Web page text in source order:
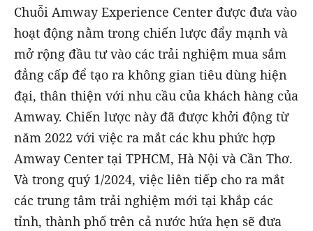
Chuỗi Amway Experience Center được đưa vào
hoạt động nằm trong chiến lược đẩy mạnh và
mở rộng đầu tư vào các trải nghiệm mua sắm
đẳng cấp để tạo ra không gian tiêu dùng hiện
đại, thân thiện với nhu cầu của khách hàng của
Amway. Chiến lược này đã được khởi động từ
năm 2022 với việc ra mắt các khu phức hợp
Amway Center tại TPHCM, Hà Nội và Cần Thơ.
Và trong quý 1/2024, việc liên tiếp cho ra mắt
các trung tâm trải nghiệm mới tại khắp các
tỉnh, thành phố trên cả nước hứa hẹn sẽ đưa